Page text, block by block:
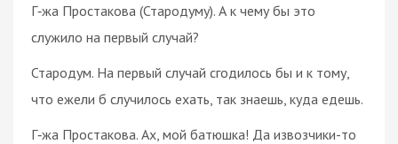
Г‑жа Простакова (Стародуму). А к чему бы это
служило на первый случай?
Стародум. На первый случай сгодилось бы и к тому,
что ежели б случилось ехать, так знаешь, куда едешь.
Г‑жа Простакова. Ах, мой батюшка! Да извозчики-то